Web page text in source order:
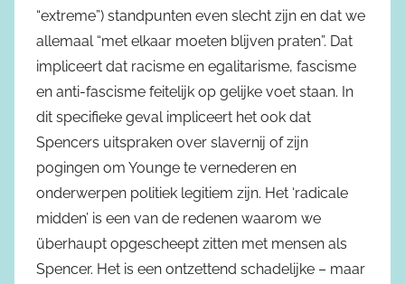
“extreme”) standpunten even slecht zijn en dat we
allemaal “met elkaar moeten blijven praten”. Dat
impliceert dat racisme en egalitarisme, fascisme
en anti-fascisme feitelijk op gelijke voet staan. In
dit specifieke geval impliceert het ook dat
Spencers uitspraken over slavernij of zijn
pogingen om Younge te vernederen en
onderwerpen politiek legitiem zijn. Het ‘radicale
midden’ is een van de redenen waarom we
überhaupt opgescheept zitten met mensen als
Spencer. Het is een ontzettend schadelijke – maar